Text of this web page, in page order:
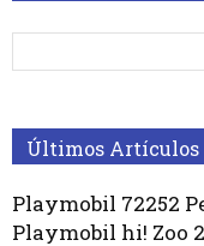
Últimos Artículos
Playmobil 72252
Playmobil hi! Zoo